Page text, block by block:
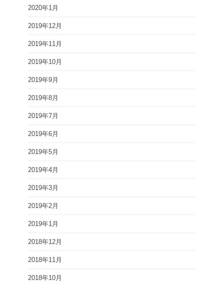
2020年1月
2019年12月
2019年11月
2019年10月
2019年9月
2019年8月
2019年7月
2019年6月
2019年5月
2019年4月
2019年3月
2019年2月
2019年1月
2018年12月
2018年11月
2018年10月